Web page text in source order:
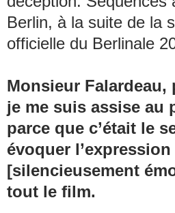
Berlin, à la suite de la
officielle du Berlinale
Monsieur
je me suis assise au
parce que c’était le
évoquer l’expression
[silencieusement
tout le film.